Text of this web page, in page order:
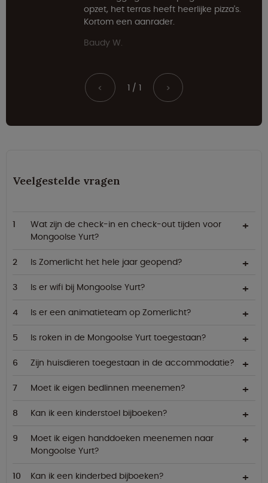
opzet, het terras heeft heerlijke pizza's.
Kortom een aanrader.
Baudy W.
< 1 / 1 >
Veelgestelde vragen
Wat zijn de check-in en check-out tijden voor
Mongoolse Yurt?
Is Zomerlicht het hele jaar geopend?
Is er wifi bij Mongoolse Yurt?
Is er een animatieteam op Zomerlicht?
Is roken in de Mongoolse Yurt toegestaan?
Zijn huisdieren toegestaan in de accommodatie?
Moet ik eigen bedlinnen meenemen?
Kan ik een kinderstoel bijboeken?
Moet ik eigen handdoeken meenemen naar
Mongoolse Yurt?
Kan ik een kinderbed bijboeken?